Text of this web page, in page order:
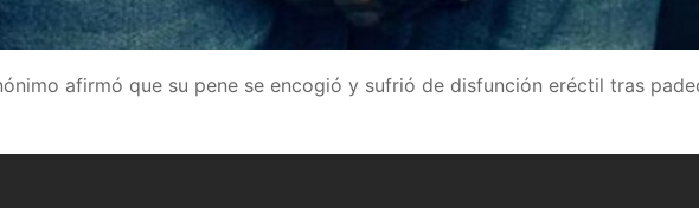
afirmó que su pene se encogió y sufrió de disfunción eréctil tras